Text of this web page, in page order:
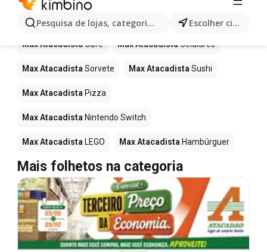
Pesquisa de lojas, categorias,produtos... Escolher cidade
para este termo.
Mais produtos em Max Atacadista
Max Atacadista Café Max Atacadista Celulares
Max Atacadista Sorvete Max Atacadista Sushi
Max Atacadista Pizza
Max Atacadista Nintendo Switch
Max Atacadista LEGO Max Atacadista Hambúrguer
Mais folhetos na categoria